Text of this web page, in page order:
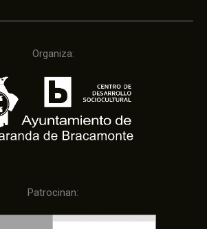
Organiza:
Patrocinan: